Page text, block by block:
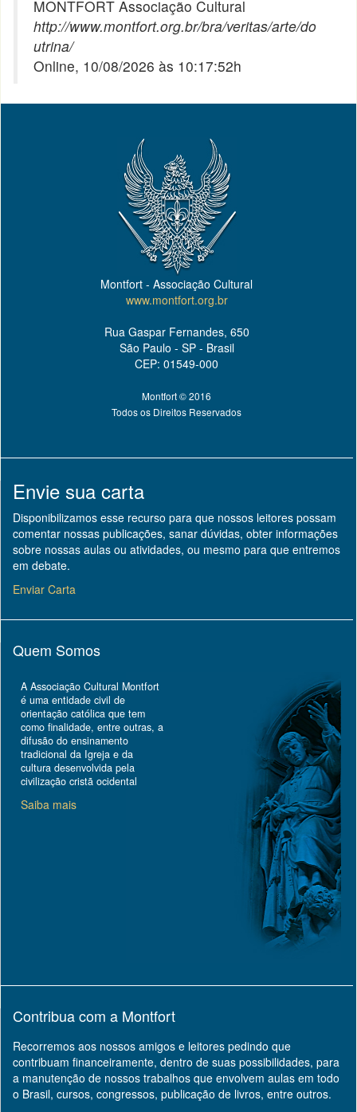
MONTFORT Associação Cultural
http://www.montfort.org.br/bra/veritas/arte/do
utrina/
Online, 10/08/2026 às 10:17:52h
Montfort - Associação Cultural
www.montfort.org.br
Rua Gaspar Fernandes, 650
São Paulo - SP - Brasil
CEP: 01549-000
Montfort © 2016
Todos os Direitos Reservados
Envie sua carta
Disponibilizamos esse recurso para que nossos leitores possam
comentar nossas publicações, sanar dúvidas, obter informações
sobre nossas aulas ou atividades, ou mesmo para que entremos
em debate.
Enviar Carta
Quem Somos
A Associação Cultural Montfort
é uma entidade civil de
orientação católica que tem
como finalidade, entre outras, a
difusão do ensinamento
tradicional da Igreja e da
cultura desenvolvida pela
civilização cristã ocidental
Saiba mais
Contribua com a Montfort
Recorremos aos nossos amigos e leitores pedindo que
contribuam financeiramente, dentro de suas possibilidades, para
a manutenção de nossos trabalhos que envolvem aulas em todo
o Brasil, cursos, congressos, publicação de livros, entre outros.